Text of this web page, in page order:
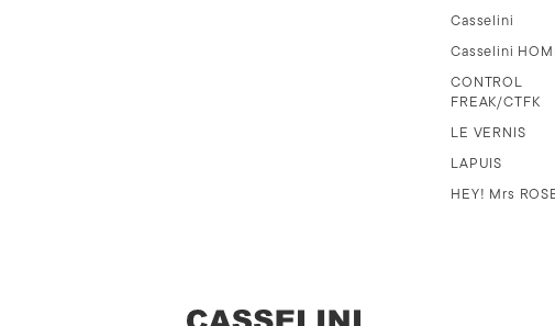
Casselini
Casselini
CONTROL
FREAK/CTFK
LE VERNIS
LAPUIS
HEY! Mrs